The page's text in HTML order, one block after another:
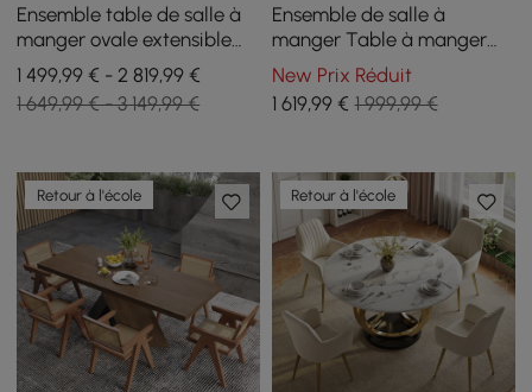
Ensemble table de salle à
manger ovale extensible
blanchi à la chaux Japandi
1600 mm à 2000 mm et 6
chaises en bois massif
1 499,99 € - 2 819,99 €
1 649,99 € - 3 149,99 €
Ensemble de salle à
manger Table à manger
extensible en bois de 63" à
79" avec 4 chaises
New Prix Réduit
1 619,99€ 1 999,99 €
Retour à l'école Retour à l'école